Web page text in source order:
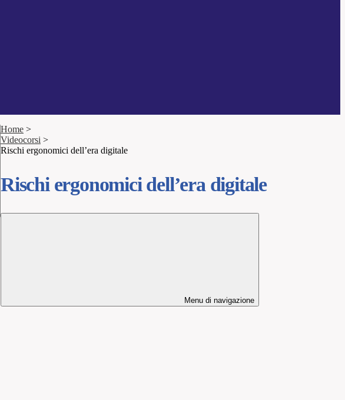
Home >
Videocorsi >
Rischi ergonomici dell’era digitale
Rischi ergonomici dell’era digitale
Menu di navigazione